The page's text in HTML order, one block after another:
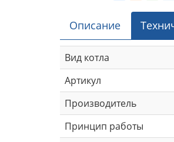
Описание
Вид котла
Артикул
Производитель
Принцип работы